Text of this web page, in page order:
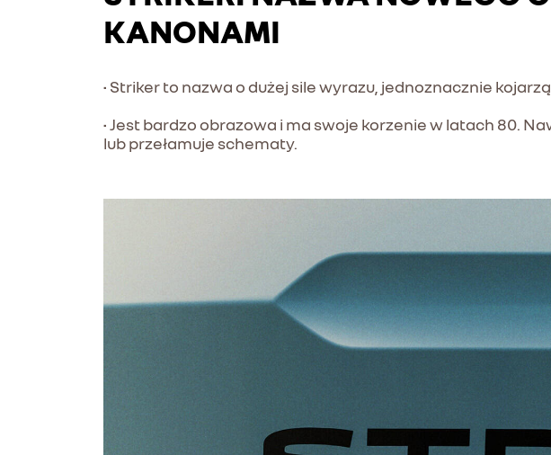
KANONAMI
• Striker to nazwa o dużej sile wyrazu, jednoznacznie
• Jest bardzo obrazowa i ma swoje korzenie w latach 80.
lub przełamuje schematy.